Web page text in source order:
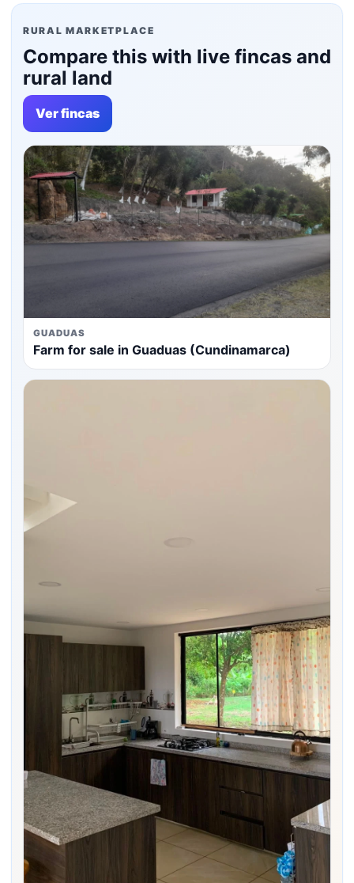
RURAL MARKETPLACE
Compare this with live fincas and
rural land
Ver fincas
GUADUAS
Farm for sale in Guaduas (Cundinamarca)